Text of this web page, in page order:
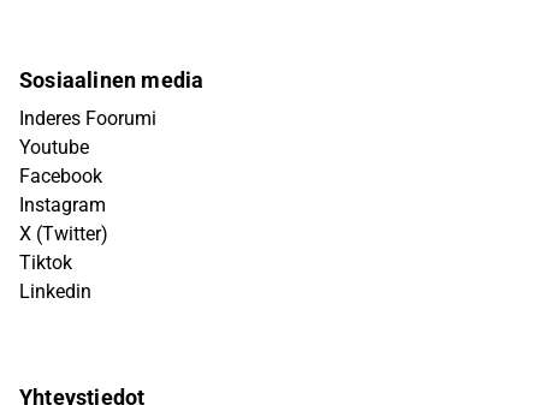
Sosiaalinen media
Inderes Foorumi
Youtube
Facebook
Instagram
X (Twitter)
Tiktok
Linkedin
Yhteystiedot